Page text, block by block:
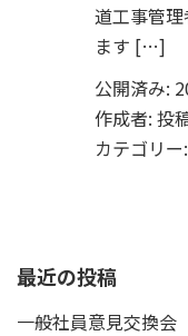
道工事管
ます […]
公開済み:
作成者: 投
カテゴリー:
最近の投稿
一般社員意見交換